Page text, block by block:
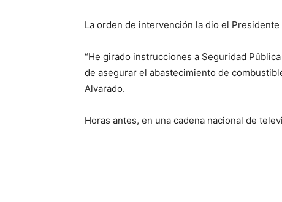
La orden de intervención la dio el
“He girado instrucciones a Seguridad
de asegurar el abastecimiento de
Alvarado.
Horas antes, en una cadena nacional de